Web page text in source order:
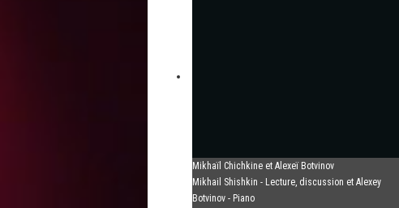
Mikhaïl Chichkine et Alexeï Botvinov
Mikhail Shishkin - Lecture, discussion et Alexey
Botvinov - Piano